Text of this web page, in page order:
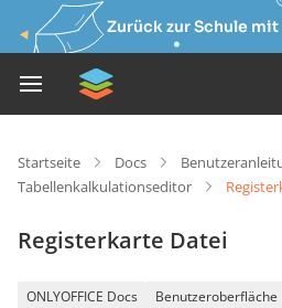
Zurück zur Schule mit
Startseite Docs
Tabellenkalkulationseditor
Registerkarte Datei
ONLYOFFICE Docs Benutzeroberfläche